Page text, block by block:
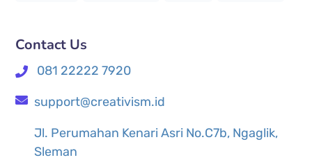
Contact Us
081 22222 7920
support@creativism.id
Jl. Perumahan Kenari Asri No.C7b, Ngaglik,
Sleman